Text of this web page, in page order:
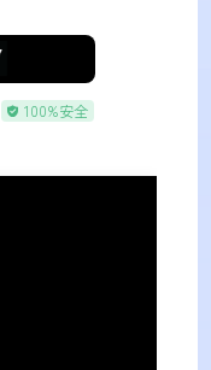
100%安全